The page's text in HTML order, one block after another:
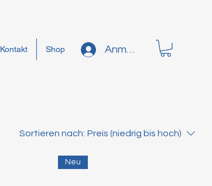
Kontakt Shop Anmelden
Sortieren nach: Preis (niedrig bis hoch)
Neu